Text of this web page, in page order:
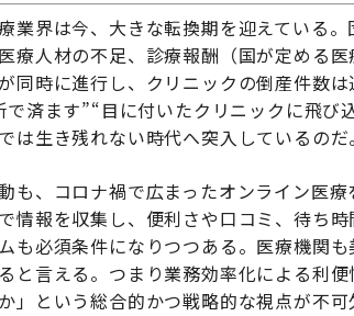
業界は今、大きな転換期を迎えている
療人材の不足、診療報酬（国が定める
同時に進行し、クリニックの倒産件数
で済ます”“目に付いたクリニックに飛
は生き残れない時代へ突入しているのだ。
も、コロナ禍で広まったオンライン医
情報を収集し、便利さや口コミ、待ち
も必須条件になりつつある。医療機関
と言える。つまり業務効率化による利
」という総合的かつ戦略的な視点が不可